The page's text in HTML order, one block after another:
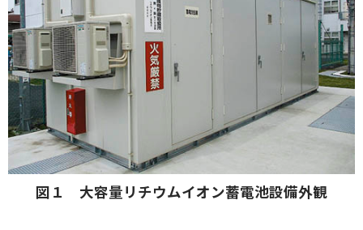
図１ 大容量リチウムイオン蓄電池設備外観